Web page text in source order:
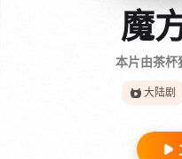
魔
本片由茶
大陆剧